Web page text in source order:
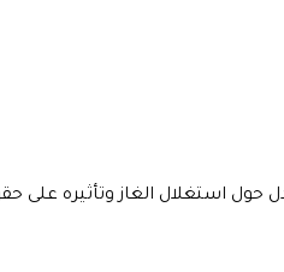
حول استغلال الغاز وتأثيره على